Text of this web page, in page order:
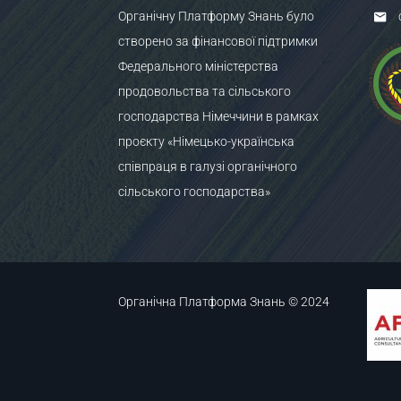
Органічну Платформу Знань було
створено за фінансової підтримки
Федерального міністерства
продовольства та сільського
господарства Німеччини в рамках
проєкту «Німецько-українська
співпраця в галузі органічного
сільського господарства»
Органічна Платформа Знань © 2024